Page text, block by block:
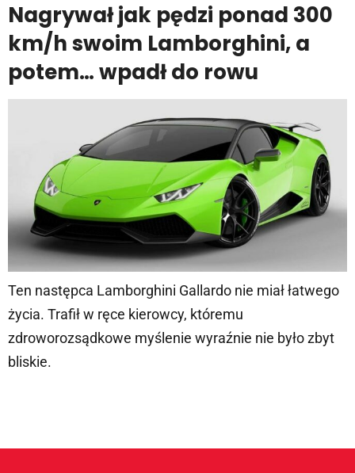
Nagrywał jak pędzi ponad 300
km/h swoim Lamborghini, a
potem… wpadł do rowu
Ten następca Lamborghini Gallardo nie miał łatwego
życia. Trafił w ręce kierowcy, któremu
zdroworozsądkowe myślenie wyraźnie nie było zbyt
bliskie.